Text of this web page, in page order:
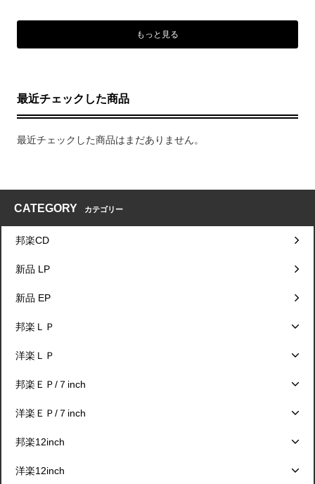
もっと見る
最近チェックした商品
最近チェックした商品はまだありません。
CATEGORY カテゴリー
邦楽CD
新品 LP
新品 EP
邦楽ＬＰ
洋楽ＬＰ
邦楽ＥＰ/７inch
洋楽ＥＰ/７inch
邦楽12inch
洋楽12inch